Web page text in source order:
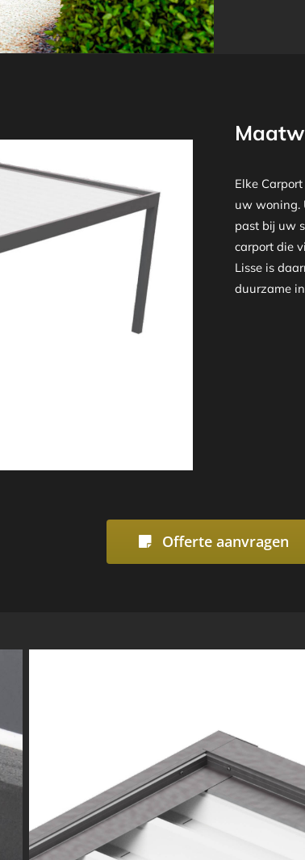
Elke
uw woning.
past bij uw
carport die
Lisse is
duurzame
Offerte aanvragen